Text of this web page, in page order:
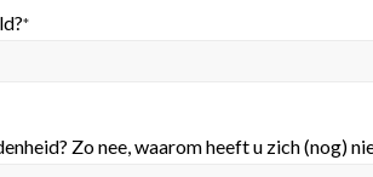
*
Zo nee, waarom heeft u zich (nog)